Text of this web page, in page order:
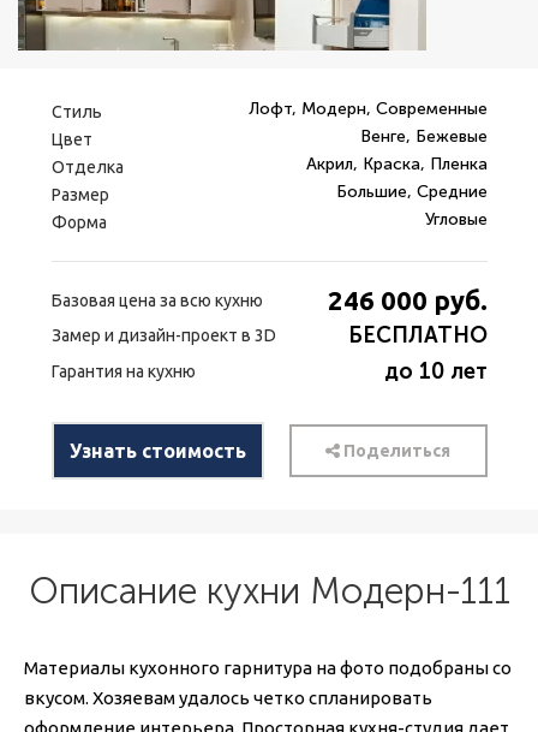
Описание кухни Модерн-111
Материалы кухонного гарнитура на фото подобраны со
вкусом. Хозяевам удалось четко спланировать
оформление интерьера. Просторная кухня-студия дает
Стиль Лофт, Модерн, Современные
Цвет Венге, Бежевые
Отделка Акрил, Краска, Пленка
Размер Большие, Средние
Форма Угловые
Базовая цена за всю кухню 246 000 руб.
Замер и дизайн-проект в 3D БЕСПЛАТНО
Гарантия на кухню до 10 лет
Узнать стоимость Поделиться